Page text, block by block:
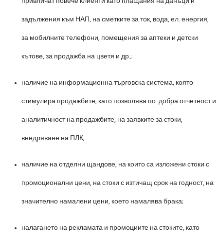
задължения към НАП, на сметките за ток, вода, ел. енергия,
за мобилните телефони, помещения за аптеки и детски
кътове, за продажба на цветя и др.;
наличие на информационна търговска система, която
стимулира продажбите, като позволява по-добра отчетност и
аналитичност на продажбите, на заявките за стоки,
внедряване на ПЛК;
наличие на отделни щандове, на които са изложени стоки с
промоционални цени, на стоки с изтичащ срок на годност, на
значително намалени цени, което намалява брака;
налагането на рекламата и промоциите на стоките, като